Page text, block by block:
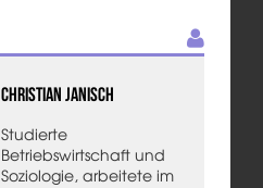
Christian Janisch
Studierte
Betriebswirtschaft und
Soziologie, arbeitete im